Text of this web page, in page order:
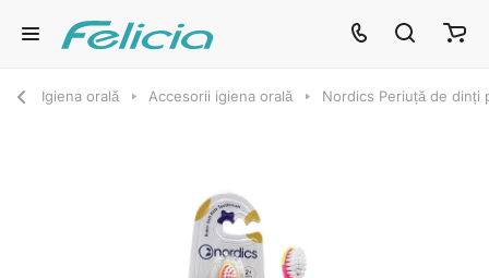
Igiena orală Accesorii igiena orală Nordics Periuță de